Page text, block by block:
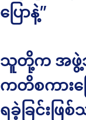
ပြောနဲ့”
သူတို့က အဖွဲ့သ
ကတိစကားက
ရခဲ့ခြင်းဖ